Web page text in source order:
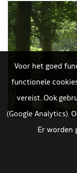
Voor het goed
functionele
vereist. Ook
(Google Analytics).
Er worden